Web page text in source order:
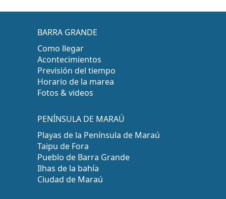
BARRA GRANDE
Como llegar
Acontecimientos
Previsión del tiempo
Horario de la marea
Fotos & videos
PENÍNSULA DE MARAÚ
Playas de la Península de Maraú
Taipu de Fora
Pueblo de Barra Grande
Ilhas de la bahía
Ciudad de Maraú